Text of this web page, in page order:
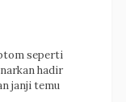
seperti
hadir
janji temu